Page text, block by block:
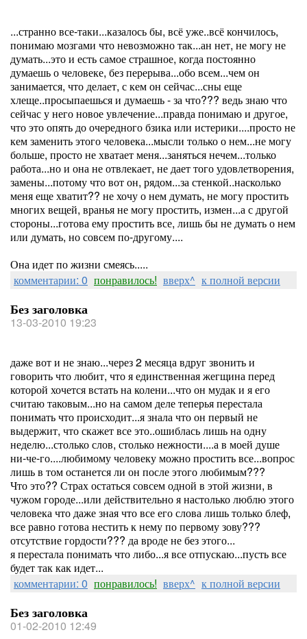
...странно все-таки...казалось бы, всё уже..всё кончилось,
понимаю мозгами что невозможно так...ан нет, не могу не
думать...это и есть самое страшное, когда постоянно
думаешь о человеке, без перерыва...обо всем...чем он
занимается, что делает, с кем он сейчас...сны еще
хлеще..просыпаешься и думаешь - за что??? ведь знаю что
сейчас у него новое увлечение...правда понимаю и другое,
что это опять до очередного бзика или истерики....просто не
кем заменить этого человека...мысли только о нем...не могу
больше, просто не хватает меня...заняться нечем...только
работа...но и она не отвлекает, не дает того удовлетворения,
замены...потому что вот он, рядом...за стенкой..насколько
меня еще хватит?? не хочу о нем думать, не могу простить
многих вещей, вранья не могу простить, измен...а с другой
стороны...готова ему простить все, лишь бы не думать о нем
или думать, но совсем по-другому....
Она идет по жизни смеясь.....
комментарии: 0 понравилось! вверх^ к полной версии
Без заголовка
13-03-2010 19:23
даже вот и не знаю...через 2 месяца вдруг звонить и
говорить что любит, что я единственная жегщина перед
которой хочется встать на колени...что он мудак и я его
считаю таковым...но на самом деле теперья перестала
понимать что происходит...я знала что он первый не
выдержит, что скажет все это..ошиблась лишь на одну
неделю...столько слов, столько нежности....а в моей душе
ни-че-го....любимому человеку можно простить все...вопрос
лишь в том останется ли он после этого любимым???
Что это?? Страх остаться совсем одной в этой жизни, в
чужом городе...или действительно я настолько люблю этого
человека что даже зная что все его слова лишь только блеф,
все равно готова нестить к нему по первому зову???
отсутствие гордости??? да вроде не без этого...
я перестала понимать что либо...я все отпускаю...пусть все
будет так как идет...
комментарии: 0 понравилось! вверх^ к полной версии
Без заголовка
01-02-2010 12:49